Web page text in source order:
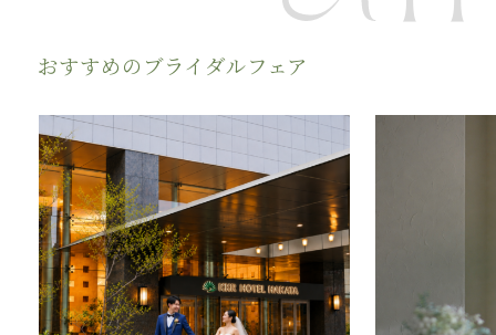
おすすめのブライダルフェア